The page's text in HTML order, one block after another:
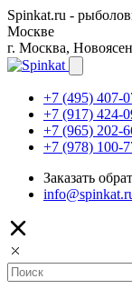
Spinkat.ru -
Москве
г. Москва,
+7 (495) 407-
+7 (917) 424-
+7 (965) 202-
+7 (978) 100-
Заказать